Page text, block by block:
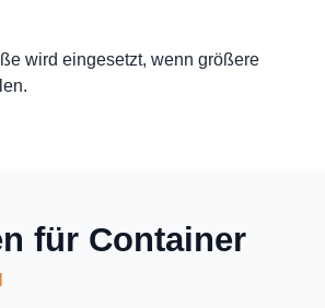
wird eingesetzt, wenn größere
für Container